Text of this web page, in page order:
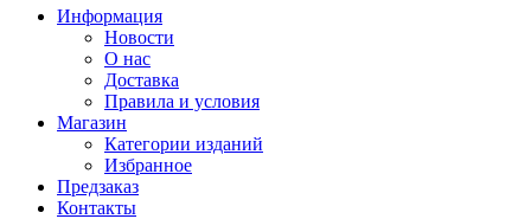
Информация
Новости
О нас
Доставка
Правила и условия
Магазин
Категории изданий
Избранное
Предзаказ
Контакты